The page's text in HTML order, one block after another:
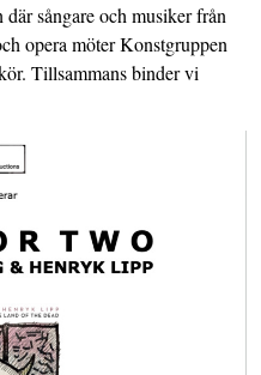
sångare och musiker från
opera möter Konstgruppen
Tillsammans binder vi